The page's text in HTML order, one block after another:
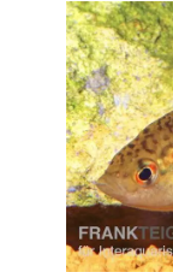
Bildergalerie